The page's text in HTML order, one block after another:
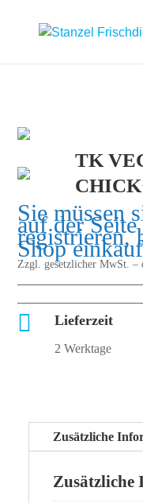
TK
Sie müssen
auf der Seite
registrieren,
Shop
Zzgl. gesetzlicher MwSt. –
 Lieferzeit
2 Werktage
Zusätzliche
Zusätzliche